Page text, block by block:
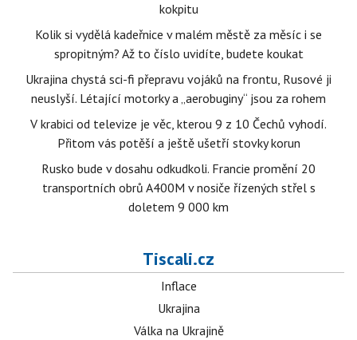
kokpitu
Kolik si vydělá kadeřnice v malém městě za měsíc i se
spropitným? Až to číslo uvidíte, budete koukat
Ukrajina chystá sci-fi přepravu vojáků na frontu, Rusové ji
neuslyší. Létající motorky a „aerobuginy“ jsou za rohem
V krabici od televize je věc, kterou 9 z 10 Čechů vyhodí.
Přitom vás potěší a ještě ušetří stovky korun
Rusko bude v dosahu odkudkoli. Francie promění 20
transportních obrů A400M v nosiče řízených střel s
doletem 9 000 km
Tiscali.cz
Inflace
Ukrajina
Válka na Ukrajině